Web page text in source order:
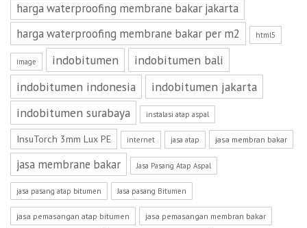
harga waterproofing membrane bakar jakarta
harga waterproofing membrane bakar per m2
html5
image indobitumen
indobitumen bali
indobitumen indonesia
indobitumen jakarta
indobitumen surabaya
instalasi atap aspal
InsuTorch 3mm Lux PE internet jasa atap jasa membran bakar
jasa membrane bakar Jasa Pasang Atap Aspal
jasa pasang atap bitumen Jasa pasang Bitumen
jasa pemasangan atap bitumen jasa pemasangan membran bakar